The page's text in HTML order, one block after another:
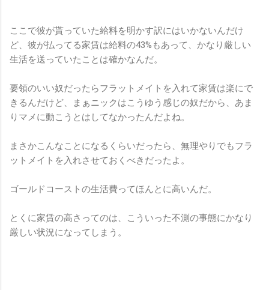
ここで彼が貰っていた給料を明かす訳にはいかないんだけ
ど、彼が払ってる家賃は給料の43%もあって、かなり厳しい
生活を送っていたことは確かなんだ。
要領のいい奴だったらフラットメイトを入れて家賃は楽にで
きるんだけど、まぁニックはこうゆう感じの奴だから、あま
りマメに動こうとはしてなかったんだよね。
まさかこんなことになるくらいだったら、無理やりでもフラ
ットメイトを入れさせておくべきだったよ。
ゴールドコーストの生活費ってほんとに高いんだ。
とくに家賃の高さってのは、こういった不測の事態にかなり
厳しい状況になってしまう。